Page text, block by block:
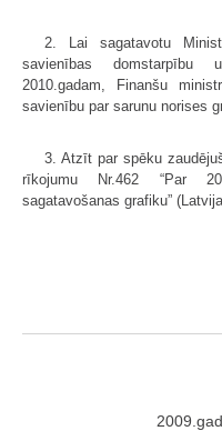
2. Lai sagatavotu
savienības domstarpību
2010.gadam, Finanšu
savienību par sarunu norises
3. Atzīt par spēku
rīkojumu Nr.462 “Par
sagatavošanas grafiku”